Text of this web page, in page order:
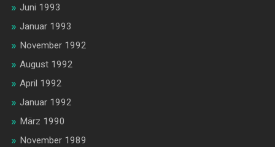
Juni 1993
Januar 1993
November 1992
August 1992
April 1992
Januar 1992
März 1990
November 1989